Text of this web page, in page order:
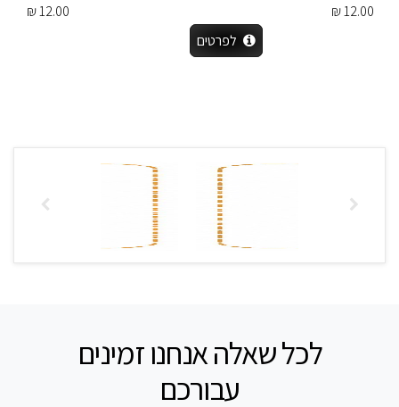
12.00 ₪
לפרטים
12.00 ₪
לכל שאלה אנחנו זמינים
עבורכם